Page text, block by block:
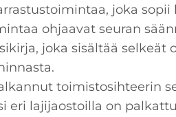
joka
ohjaavat seuran
joka sisältää selkeät
toimistosihteerin
eri lajijaostoilla on